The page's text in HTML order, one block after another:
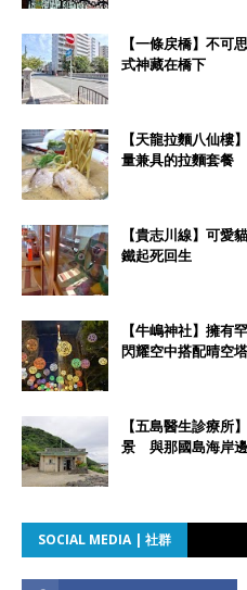
【一條戻橋】不
式神藏在橋下
【天龍拉麵八仙
量兼具的拉麵套餐
【貴志川線】可
鐵起死回生
【牛嶋神社】擁
閃耀空中搭配晴空
【五島醫生診療所
景 與那國島海岸
SOCIAL MEDIA | 社群